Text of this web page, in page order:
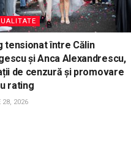
tensionat între Călin
și Anca Alexandrescu,
de cenzură și promovare
rating
2026